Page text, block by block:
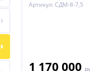
Артикул: СДМ-8-7,5
1 170 000